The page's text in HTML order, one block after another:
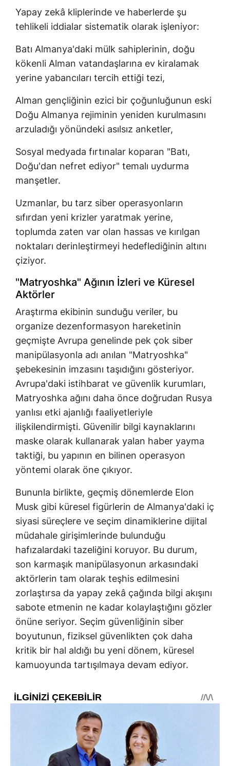
Yapay zekâ kliplerinde ve haberlerde şu
tehlikeli iddialar sistematik olarak işleniyor:
Batı Almanya'daki mülk sahiplerinin, doğu
kökenli Alman vatandaşlarına ev kiralamak
yerine yabancıları tercih ettiği tezi,
Alman gençliğinin ezici bir çoğunluğunun eski
Doğu Almanya rejiminin yeniden kurulmasını
arzuladığı yönündeki asılsız anketler,
Sosyal medyada fırtınalar koparan "Batı,
Doğu'dan nefret ediyor" temalı uydurma
manşetler.
Uzmanlar, bu tarz siber operasyonların
sıfırdan yeni krizler yaratmak yerine,
toplumda zaten var olan hassas ve kırılgan
noktaları derinleştirmeyi hedeflediğinin altını
çiziyor.
"Matryoshka" Ağının İzleri ve Küresel
Aktörler
Araştırma ekibinin sunduğu veriler, bu
organize dezenformasyon hareketinin
geçmişte Avrupa genelinde pek çok siber
manipülasyonla adı anılan "Matryoshka"
şebekesinin imzasını taşıdığını gösteriyor.
Avrupa'daki istihbarat ve güvenlik kurumları,
Matryoshka ağını daha önce doğrudan Rusya
yanlısı etki ajanlığı faaliyetleriyle
ilişkilendirmişti. Güvenilir bilgi kaynaklarını
maske olarak kullanarak yalan haber yayma
taktiği, bu yapının en bilinen operasyon
yöntemi olarak öne çıkıyor.
Bununla birlikte, geçmiş dönemlerde Elon
Musk gibi küresel figürlerin de Almanya'daki iç
siyasi süreçlere ve seçim dinamiklerine dijital
müdahale girişimlerinde bulunduğu
hafızalardaki tazeliğini koruyor. Bu durum,
son karmaşık manipülasyonun arkasındaki
aktörlerin tam olarak teşhis edilmesini
zorlaştırsa da yapay zekâ çağında bilgi akışını
sabote etmenin ne kadar kolaylaştığını gözler
önüne seriyor. Seçim güvenliğinin siber
boyutunun, fiziksel güvenlikten çok daha
kritik bir hal aldığı bu yeni dönem, küresel
kamuoyunda tartışılmaya devam ediyor.